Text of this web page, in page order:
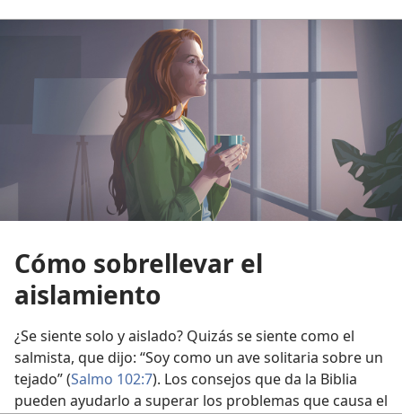
Cómo sobrellevar el
aislamiento
¿Se siente solo y aislado? Quizás se siente como el
salmista, que dijo: “Soy como un ave solitaria sobre un
tejado” (Salmo 102:7). Los consejos que da la Biblia
pueden ayudarlo a superar los problemas que causa el